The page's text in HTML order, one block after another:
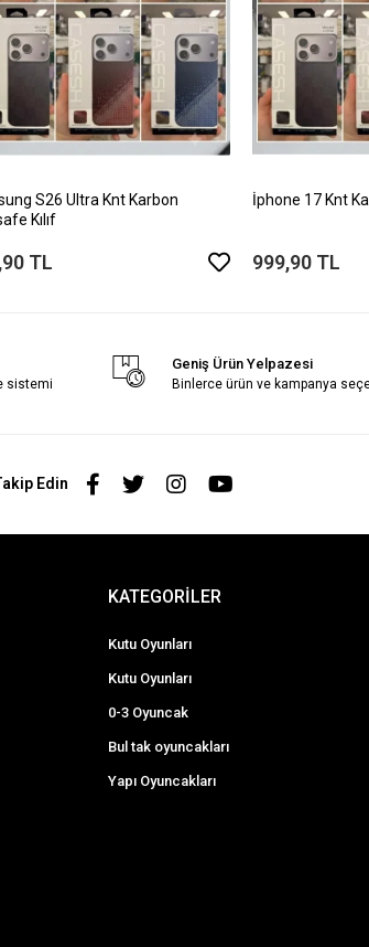
S26 Ultra Knt Karbon
Kılıf
TL
İphone 17 Knt
999,90 TL
sistemi
Geniş Ürün Yelpazesi
Binlerce ürün ve kampanya
Edin
KATEGORİLER
Kutu Oyunları
Kutu Oyunları
0-3 Oyuncak
Bul tak oyuncakları
Yapı Oyuncakları